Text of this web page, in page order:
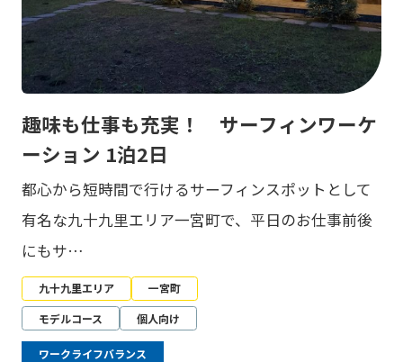
趣味も仕事も充実！ サーフィンワーケ
ーション 1泊2日
都心から短時間で行けるサーフィンスポットとして
有名な九十九里エリア一宮町で、平日のお仕事前後
にもサ…
九十九里エリア
一宮町
モデルコース
個人向け
ワークライフバランス